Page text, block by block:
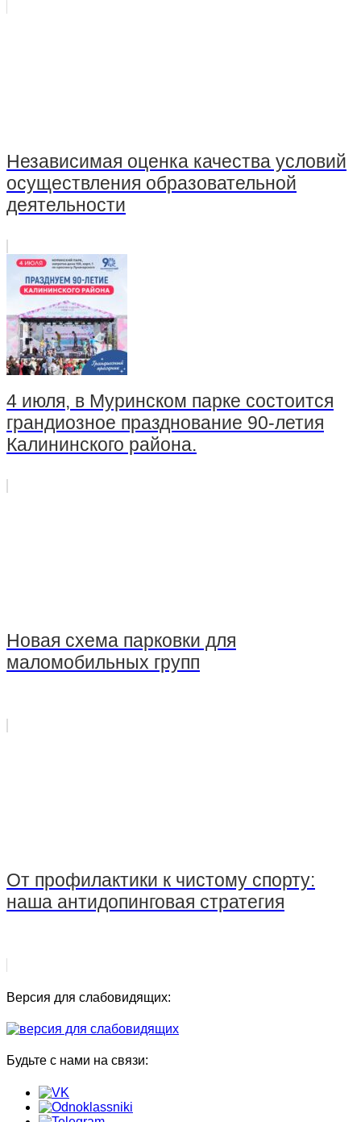
Независимая оценка качества условий
осуществления образовательной
деятельности
4 июля, в Муринском парке состоится
грандиозное празднование 90-летия
Калининского района.
Новая схема парковки для
маломобильных групп
От профилактики к чистому спорту:
наша антидопинговая стратегия
Версия для слабовидящих:
Будьте с нами на связи: